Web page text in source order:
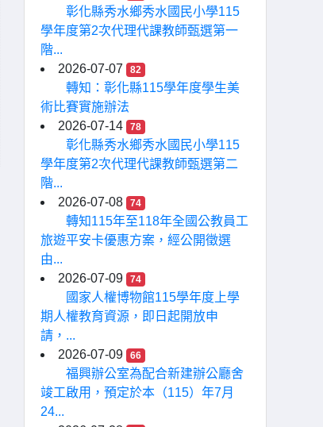
彰化縣秀水鄉秀水國民小學115
學年度第2次代理代課教師甄選第一
階...
2026-07-07
82
轉知：彰化縣115學年度學生美
術比賽實施辦法
2026-07-14
78
彰化縣秀水鄉秀水國民小學115
學年度第2次代理代課教師甄選第二
階...
2026-07-08
74
轉知115年至118年全國公教員工
旅遊平安卡優惠方案，經公開徵選
由...
2026-07-09
74
國家人權博物館115學年度上學
期人權教育資源，即日起開放申
請，...
2026-07-09
66
福興辦公室為配合新建辦公廳舍
竣工啟用，預定於本（115）年7月
24...